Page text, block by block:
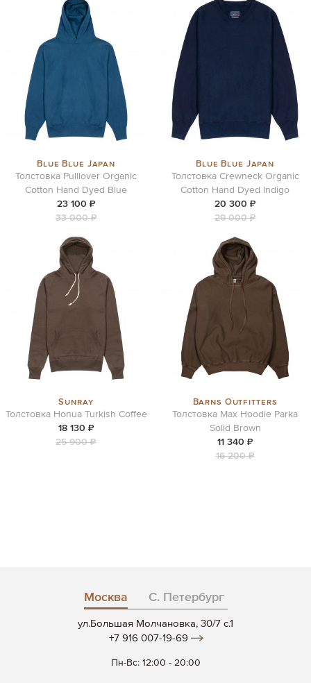
Blue Blue Japan
Толстовка Pulllover Organic
Cotton Hand Dyed Blue
23 100 ₽
33 000 ₽
Blue Blue Japan
Толстовка Crewneck Organic
Cotton Hand Dyed Indigo
20 300 ₽
29 000 ₽
Sunray
Толстовка Honua Turkish Coffee
18 130 ₽
25 900 ₽
Barns Outfitters
Толстовка Max Hoodie Parka
Solid Brown
11 340 ₽
16 200 ₽
Москва С. Петербург
ул.Большая Молчановка, 30/7 c.1
+7 916 007-19-69
Пн-Вс: 12:00 - 20:00